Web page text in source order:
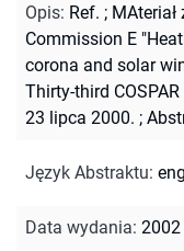
Opis: Ref. ; MAteriał
Commission E
corona and solar
Thirty-third
23 lipca 2000. ;
Język Abstraktu: eng
Data wydania: 2002